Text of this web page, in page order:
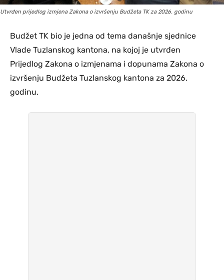
Utvrđen prijedlog izmjena Zakona o izvršenju Budžeta TK za 2026. godinu
Budžet TK bio je jedna od tema današnje sjednice
Vlade Tuzlanskog kantona, na kojoj je utvrđen
Prijedlog Zakona o izmjenama i dopunama Zakona o
izvršenju Budžeta Tuzlanskog kantona za 2026.
godinu.